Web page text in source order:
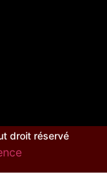
droit réservé